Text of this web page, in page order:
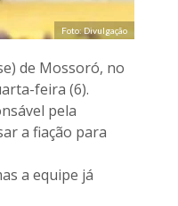
Foto: Divulgação
de Mossoró, no
feira (6).
pela
a fiação para
a equipe já